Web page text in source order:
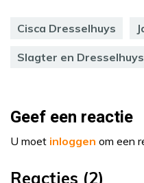
Cisca Dresselhuys
Slagter en
Geef een reactie
U moet inloggen om een
Reacties (2)